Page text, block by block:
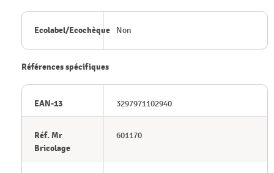
Ecolabel/Ecochèque Non
Références spécifiques
EAN-13 3297971102940
Réf. Mr
Bricolage
601170